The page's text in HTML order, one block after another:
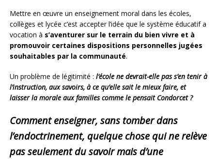
Mettre en œuvre un enseignement moral dans les écoles,
collèges et lycée c’est accepter l’idée que le système éducatif a
vocation à s’aventurer sur le terrain du bien vivre et à
promouvoir certaines dispositions personnelles jugées
souhaitables par la communauté.
Un problème de légitimité : l’école ne devrait-elle pas s’en tenir à
l’instruction, aux savoirs, à ce qu’elle sait le mieux faire, et
laisser la morale aux familles comme le pensait Condorcet ?
Comment enseigner, sans tomber dans
l’endoctrinement, quelque chose qui ne relève
pas seulement du savoir mais d’une